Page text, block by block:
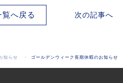
覧へ戻る 次の記事へ
知らせ ゴールデンウィーク長期休暇のお知らせ